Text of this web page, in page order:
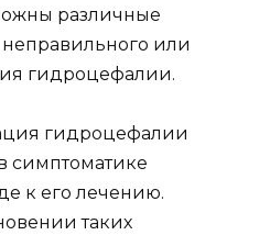
различные
или
гидроцефалии.
гидроцефалии
симптоматике
к его лечению.
таких